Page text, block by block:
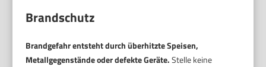
Brandschutz
Brandgefahr entsteht durch überhitzte Speisen,
Metallgegenstände oder defekte Geräte.Stelle keine